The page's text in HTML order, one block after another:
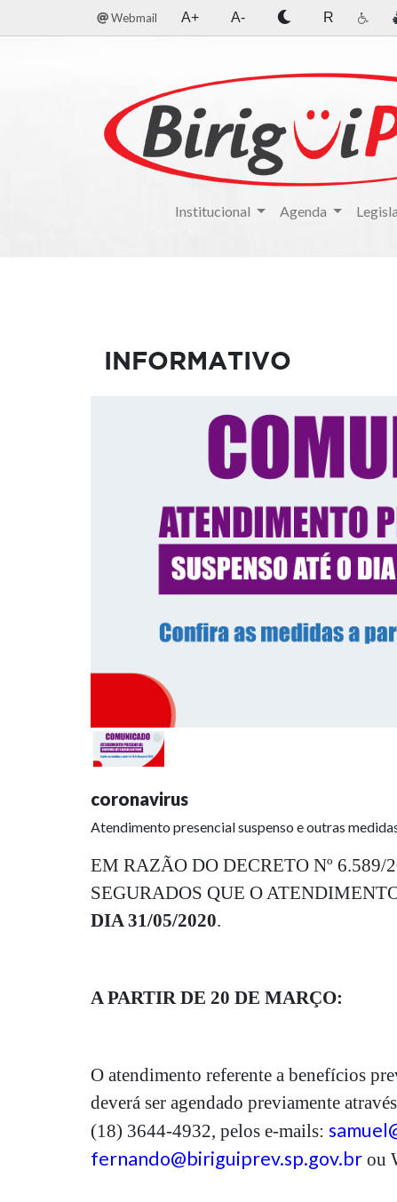
Webmail A+ A- R
Institucional Agenda
INFORMATIVO
coronavirus
Atendimento presencial suspenso e outras
EM RAZÃO DO DECRETO Nº
SEGURADOS QUE O
DIA 31/05/2020.
A PARTIR DE 20 DE MARÇO:
O atendimento referente a benefícios
deverá ser agendado previamente
(18) 3644-4932, pelos e-mails:
fernando@biriguiprev.sp.gov.br ou